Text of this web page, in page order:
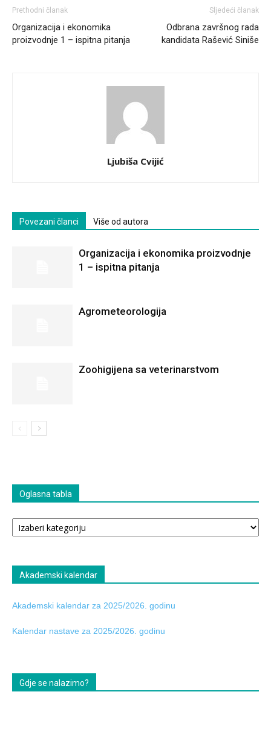
Prethodni članak
Organizacija i ekonomika
proizvodnje 1 – ispitna pitanja
Sljedeći članak
Odbrana završnog rada
kandidata Rašević Siniše
Ljubiša Cvijić
Povezani članci Više od autora
Organizacija i ekonomika proizvodnje
1 – ispitna pitanja
Agrometeorologija
Zoohigijena sa veterinarstvom
Oglasna tabla
Oglasna
tabla
Akademski kalendar
Akademski kalendar za 2025/2026. godinu
Kalendar nastave za 2025/2026. godinu
Gdje se nalazimo?